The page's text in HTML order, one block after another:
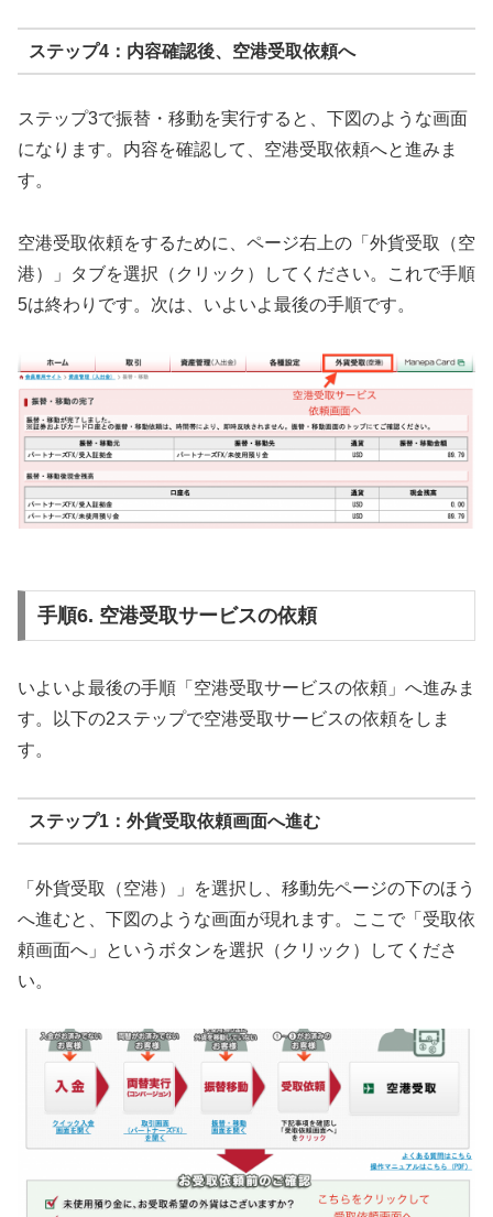
ステップ4：内容確認後、空港受取依頼へ
ステップ3で振替・移動を実行すると、下図のような画面
になります。内容を確認して、空港受取依頼へと進みま
す。
空港受取依頼をするために、ページ右上の「外貨受取（空
港）」タブを選択（クリック）してください。これで手順
5は終わりです。次は、いよいよ最後の手順です。
手順6. 空港受取サービスの依頼
いよいよ最後の手順「空港受取サービスの依頼」へ進みま
す。以下の2ステップで空港受取サービスの依頼をしま
す。
ステップ1：外貨受取依頼画面へ進む
「外貨受取（空港）」を選択し、移動先ページの下のほう
へ進むと、下図のような画面が現れます。ここで「受取依
頼画面へ」というボタンを選択（クリック）してくださ
い。